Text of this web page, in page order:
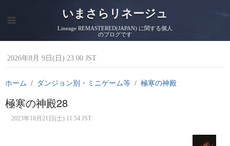
いまさらリネージュ
Lineage REMASTERED(JAPAN) に関する個人
のブログです
2026年8月 9日(日) 23:00 JST
ホーム ダンジョン別・ミニゲーム等 極寒の神殿
極寒の神殿28
2023年10月21日(土) 11:54 JST